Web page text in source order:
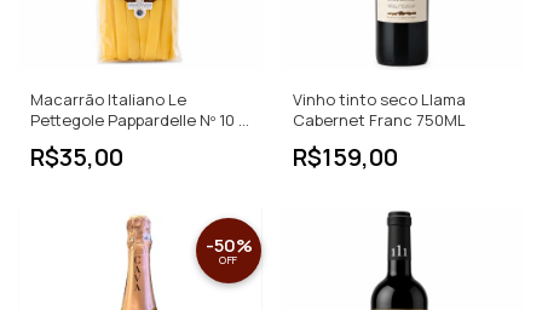
Macarrão Italiano Le
Pettegole Pappardelle Nº 10 -
500g
R$35,00
Vinho tinto seco Llama
Cabernet Franc 750ML
R$159,00
-50%
OFF